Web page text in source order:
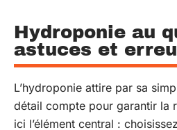
Hydroponie au
astuces et
L’hydroponie attire par sa
détail compte pour garantir la
ici l’élément central :